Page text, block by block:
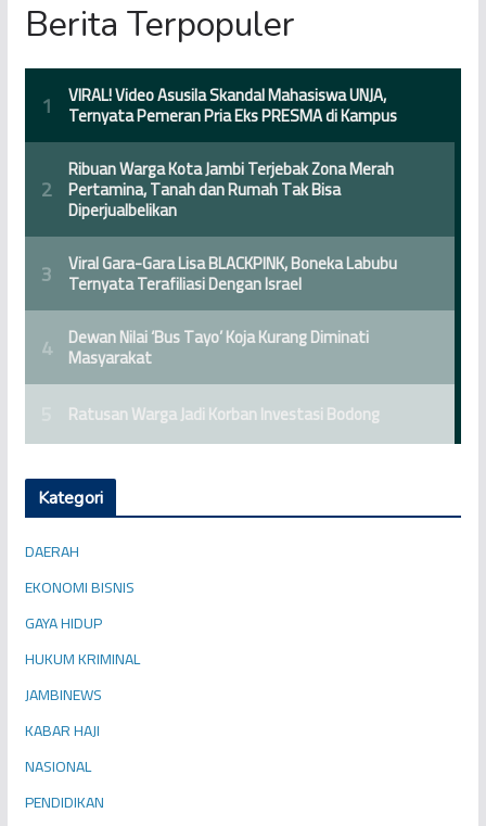
Berita Terpopuler
Kategori
DAERAH
EKONOMI BISNIS
GAYA HIDUP
HUKUM KRIMINAL
JAMBINEWS
KABAR HAJI
NASIONAL
PENDIDIKAN